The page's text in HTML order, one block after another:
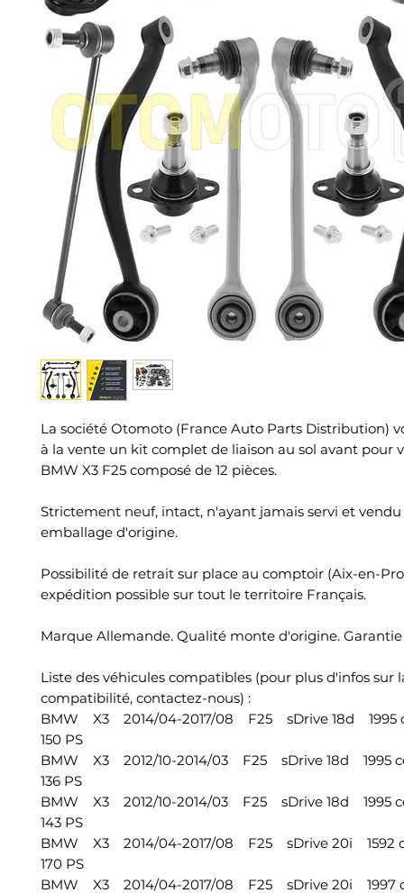
La société Otomoto (France Auto Parts Distribution)
à la vente un kit complet de liaison au sol avant pour
BMW X3 F25 composé de 12 pièces.
Strictement neuf, intact, n'ayant jamais servi et vendu
emballage d'origine.
Possibilité de retrait sur place au comptoir (Aix-en-
expédition possible sur tout le territoire Français.
Marque Allemande. Qualité monte d'origine. Garantie
Liste des véhicules compatibles (pour plus d'infos sur
compatibilité, contactez-nous) :
BMW X3 2014/04-2017/08 F25 sDrive 18d 1995
150 PS
BMW X3 2012/10-2014/03 F25 sDrive 18d 1995
136 PS
BMW X3 2012/10-2014/03 F25 sDrive 18d 1995
143 PS
BMW X3 2014/04-2017/08 F25 sDrive 20i 1592
170 PS
BMW X3 2014/04-2017/08 F25 sDrive 20i 1997